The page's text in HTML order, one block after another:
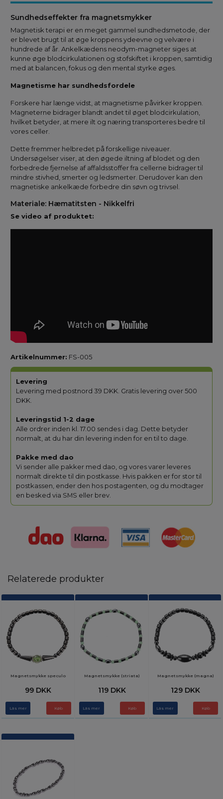
Sundhedseffekter fra magnetsmykker
Magnetisk terapi er en meget gammel sundhedsmetode, der
er blevet brugt til at øge kroppens ydeevne og velvære i
hundrede af år. Ankelkædens neodym-magneter siges at
kunne øge blodcirkulationen og stofskiftet i kroppen, samtidig
med at balancen, fokus og den mental styrke øges.
Magnetisme har sundhedsfordele
Forskere har længe vidst, at magnetisme påvirker kroppen.
Magneterne bidrager blandt andet til øget blodcirkulation,
hvilket betyder, at mere ilt og næring transporteres bedre til
vores celler.
Dette fremmer helbredet på forskellige niveauer.
Undersøgelser viser, at den øgede iltning af blodet og den
forbedrede fjernelse af affaldsstoffer fra cellerne bidrager til
mindre stivhed, smerter og ledsmerter. Derudover kan den
magnetiske ankelkæde forbedre din søvn og trivsel.
Materiale: Hæmatitsten - Nikkelfri
Se video af produktet:
Artikelnummer: FS-005
Levering
Levering med postnord 39 DKK. Gratis levering over 500
DKK.
Leveringstid 1-2 dage
Alle ordrer inden kl. 17.00 sendes i dag. Dette betyder
normalt, at du har din levering inden for en til to dage.
Pakke med dao
Vi sender alle pakker med dao, og vores varer leveres
normalt direkte til din postkasse. Hvis pakken er for stor til
postkassen, ender den hos postagenten, og du modtager
en besked via SMS eller brev.
Relaterede produkter
Magnetsmykke speculo
99 DKK
Läs mer
Magnetsmykke (striata)
119 DKK
Läs mer
Magnetsmykke (magna)
129 DKK
Läs mer